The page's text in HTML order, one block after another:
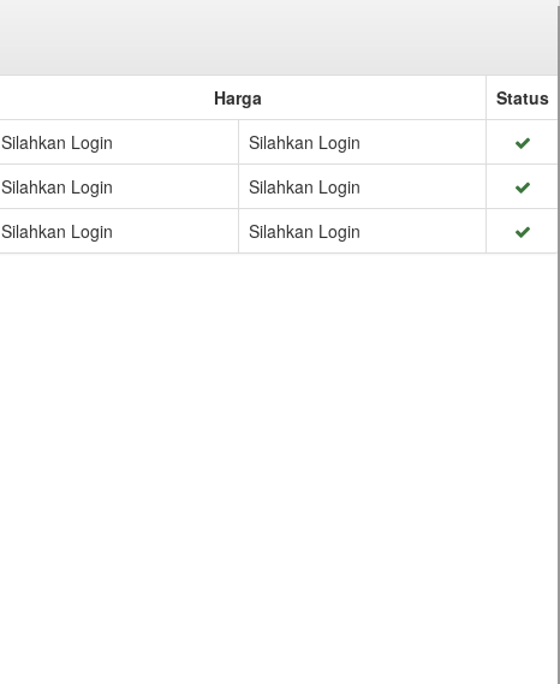
Harga
Status
Silahkan Login
Silahkan Login
Silahkan Login
Silahkan Login
Silahkan Login Silahkan Login